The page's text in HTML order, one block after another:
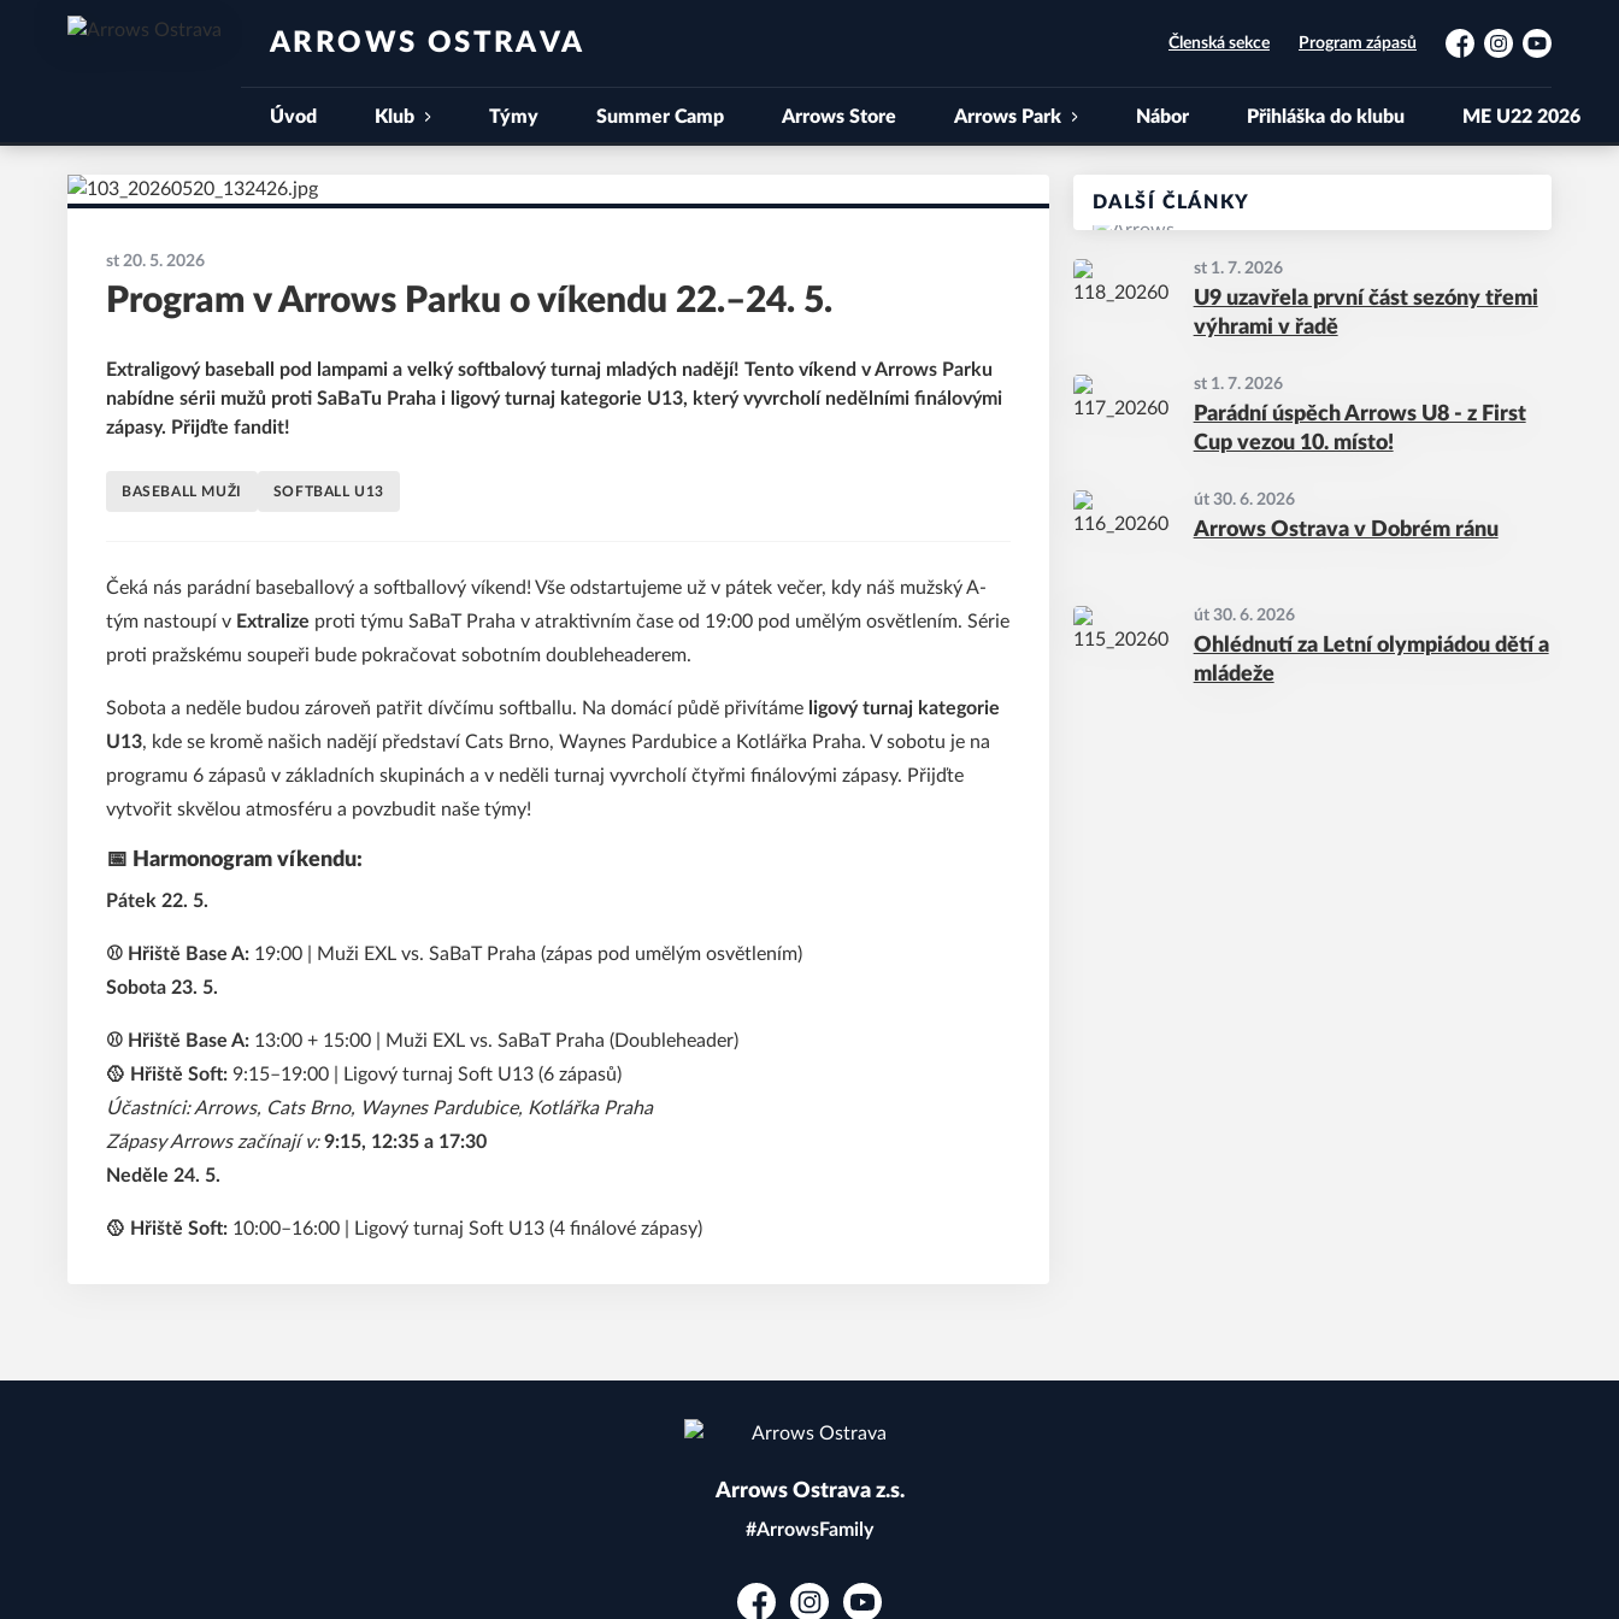
ARROWS OSTRAVA Členská sekce Program zápasů
FacebookInstagramYouTube
Úvod Klub Týmy Summer Camp Arrows Store Arrows Park Nábor Přihláška do klubu ME U22 2026
DALŠÍ ČLÁNKY
st 1. 7. 2026
U9 uzavřela první část sezóny třemi
výhrami v řadě
st 1. 7. 2026
Parádní úspěch Arrows U8 - z First
Cup vezou 10. místo!
út 30. 6. 2026
Arrows Ostrava v Dobrém ránu
út 30. 6. 2026
Ohlédnutí za Letní olympiádou dětí a
mládeže
st 20. 5. 2026
Program v Arrows Parku o víkendu 22.–24. 5.
Extraligový baseball pod lampami a velký softbalový turnaj mladých nadějí! Tento víkend v Arrows Parku
nabídne sérii mužů proti SaBaTu Praha i ligový turnaj kategorie U13, který vyvrcholí nedělními finálovými
zápasy. Přijďte fandit!
BASEBALL MUŽI SOFTBALL U13
Čeká nás parádní baseballový a softballový víkend! Vše odstartujeme už v pátek večer, kdy náš mužský A-
tým nastoupí v Extralize proti týmu SaBaT Praha v atraktivním čase od 19:00 pod umělým osvětlením. Série
proti pražskému soupeři bude pokračovat sobotním doubleheaderem.
Sobota a neděle budou zároveň patřit dívčímu softballu. Na domácí půdě přivítáme ligový turnaj kategorie
U13, kde se kromě našich nadějí představí Cats Brno, Waynes Pardubice a Kotlářka Praha. V sobotu je na
programu 6 zápasů v základních skupinách a v neděli turnaj vyvrcholí čtyřmi finálovými zápasy. Přijďte
vytvořit skvělou atmosféru a povzbudit naše týmy!
📅 Harmonogram víkendu:
Pátek 22. 5.
⚾ Hřiště Base A: 19:00 | Muži EXL vs. SaBaT Praha (zápas pod umělým osvětlením)
Sobota 23. 5.
⚾ Hřiště Base A: 13:00 + 15:00 | Muži EXL vs. SaBaT Praha (Doubleheader)
🥎 Hřiště Soft: 9:15–19:00 | Ligový turnaj Soft U13 (6 zápasů)
Účastníci: Arrows, Cats Brno, Waynes Pardubice, Kotlářka Praha
Zápasy Arrows začínají v: 9:15, 12:35 a 17:30
Neděle 24. 5.
🥎 Hřiště Soft: 10:00–16:00 | Ligový turnaj Soft U13 (4 finálové zápasy)
Arrows Ostrava z.s.
#ArrowsFamily
FacebookInstagramYouTube